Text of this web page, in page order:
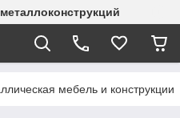
мебель и конструкции